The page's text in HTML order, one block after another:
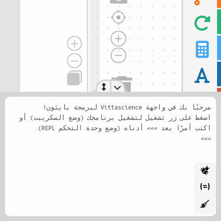
مرحبًا بك في واجهة Vittascience لبرمجة بايثون!
اضغط على زر تشغيل لتشغيل برنامجك (وضع السكريبت) أو
>>>